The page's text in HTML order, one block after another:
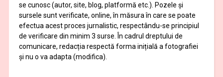
se cunosc (autor, site, blog, platformă etc.). Pozele și
sursele sunt verificate, online, în măsura în care se poate
efectua acest proces jurnalistic, respectându-se principiul
de verificare din minim 3 surse. În cadrul dreptului de
comunicare, redacția respectă forma inițială a fotografiei
și nu o va adapta (modifica).